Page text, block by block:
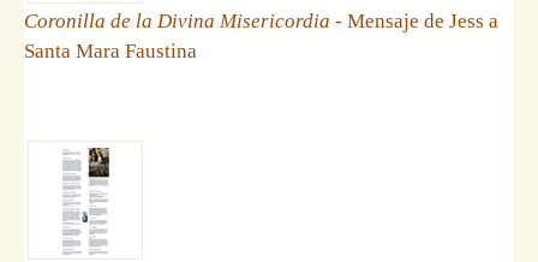
Coronilla de la Divina Misericordia - Mensaje de Jess a
Santa Mara Faustina